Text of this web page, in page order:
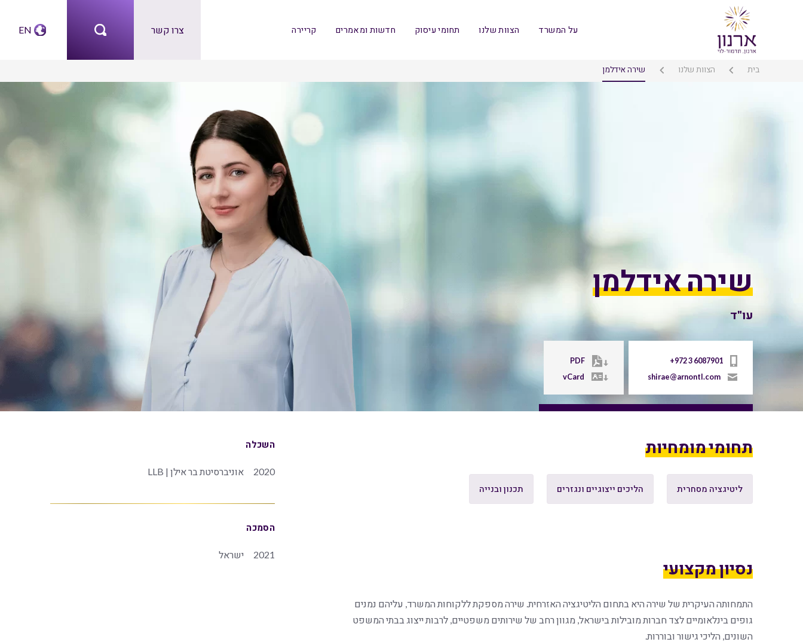
על המשרד הצוות שלנו תחומי עיסוק חדשות ומאמרים קריירה צרו קשר EN
בית הצוות שלנו שירה אידלמן
שירה אידלמן
עו"ד
+972 3 6087901
shirae@arnontl.com
PDF
vCard
תחומי מומחיות
ליטיגציה מסחרית הליכים ייצוגיים ונגזרים תכנון ובנייה
נסיון מקצועי
התמחותה העיקרית של שירה היא בתחום הליטיגציה האזרחית. שירה מספקת ללקוחות המשרד, עליהם נמנים
גופים בינלאומיים לצד חברות מובילות בישראל, מגוון רחב של שירותים משפטיים, לרבות ייצוג בבתי המשפט
השונים, הליכי גישור ובוררות.
השכלה
2020 אוניברסיטת בר אילן | LLB
הסמכה
2021 ישראל